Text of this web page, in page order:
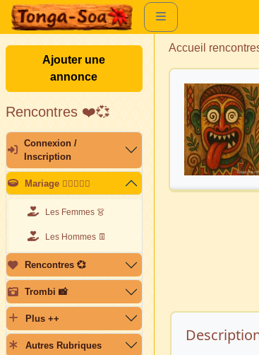
Ajouter une
annonce
Rencontres ❤️💞
Connexion /
Inscription
Mariage 👩🏽‍❤️‍👨🏽
Les Femmes 👗
Les Hommes 👖
Rencontres 💞
Trombi 📸
Plus ++
Autres Rubriques
Accueil